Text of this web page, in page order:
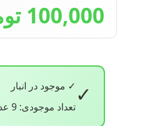
100,000 تومان
✓ ✓ موجود در انبار
تعداد موجودی: 9 عدد